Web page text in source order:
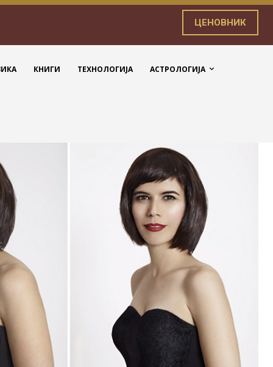
ЦЕНОВНИК
КНИГИ ТЕХНОЛОГИЈА АСТРОЛОГИЈА